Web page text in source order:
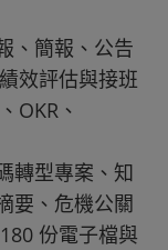
、簡報、公告
效評估與接班
OKR、
轉型專案、知
要、危機公關
份電子檔與